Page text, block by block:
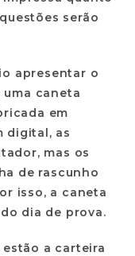
serão
apresentar o
caneta
em
digital, as
mas os
de rascunho
isso, a caneta
dia de prova.
a carteira